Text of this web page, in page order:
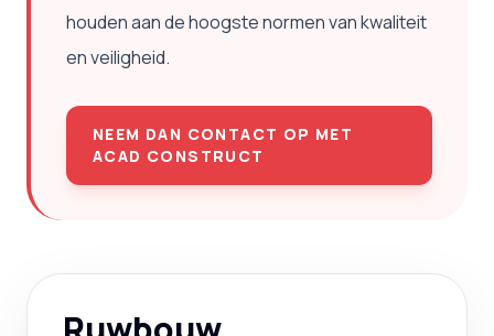
houden aan de hoogste normen van kwaliteit
en veiligheid.
NEEM DAN CONTACT OP MET
ACAD CONSTRUCT